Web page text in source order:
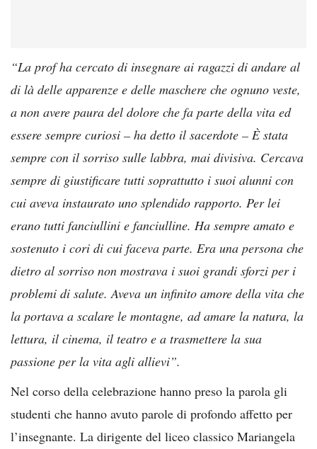
“La prof ha cercato di insegnare ai ragazzi di andare al
di là delle apparenze e delle maschere che ognuno veste,
a non avere paura del dolore che fa parte della vita ed
essere sempre curiosi – ha detto il sacerdote – È stata
sempre con il sorriso sulle labbra, mai divisiva. Cercava
sempre di giustificare tutti soprattutto i suoi alunni con
cui aveva instaurato uno splendido rapporto. Per lei
erano tutti fanciullini e fanciulline. Ha sempre amato e
sostenuto i cori di cui faceva parte. Era una persona che
dietro al sorriso non mostrava i suoi grandi sforzi per i
problemi di salute. Aveva un infinito amore della vita che
la portava a scalare le montagne, ad amare la natura, la
lettura, il cinema, il teatro e a trasmettere la sua
passione per la vita agli allievi”.
Nel corso della celebrazione hanno preso la parola gli
studenti che hanno avuto parole di profondo affetto per
l’insegnante. La dirigente del liceo classico Mariangela